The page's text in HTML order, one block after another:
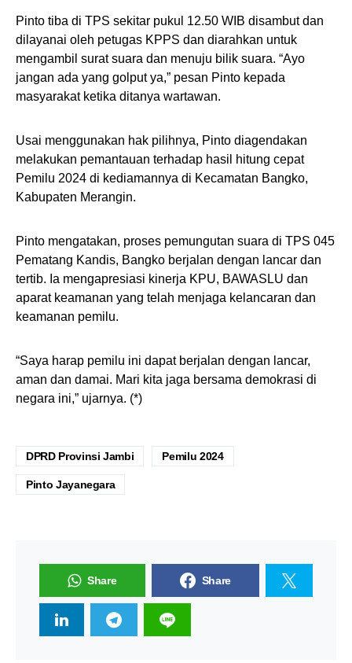
Pinto tiba di TPS sekitar pukul 12.50 WIB disambut dan
dilayanai oleh petugas KPPS dan diarahkan untuk
mengambil surat suara dan menuju bilik suara. “Ayo
jangan ada yang golput ya,” pesan Pinto kepada
masyarakat ketika ditanya wartawan.
Usai menggunakan hak pilihnya, Pinto diagendakan
melakukan pemantauan terhadap hasil hitung cepat
Pemilu 2024 di kediamannya di Kecamatan Bangko,
Kabupaten Merangin.
Pinto mengatakan, proses pemungutan suara di TPS 045
Pematang Kandis, Bangko berjalan dengan lancar dan
tertib. Ia mengapresiasi kinerja KPU, BAWASLU dan
aparat keamanan yang telah menjaga kelancaran dan
keamanan pemilu.
“Saya harap pemilu ini dapat berjalan dengan lancar,
aman dan damai. Mari kita jaga bersama demokrasi di
negara ini,” ujarnya. (*)
DPRD Provinsi Jambi Pemilu 2024
Pinto Jayanegara
Share Share